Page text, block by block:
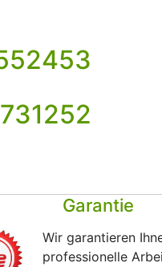
Garantie
Wir garantieren
professionelle